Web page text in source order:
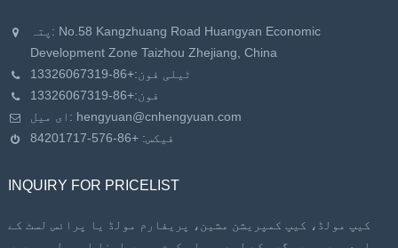
پتہ: No.58 Kangzhuang Road Huangyan Economic
Development Zone Taizhou Zhejiang, China
ٹیلی فون:+86-13326067319
فون:+86-13326067319
ای میل: hengyuan@cnhengyuan.com
فیکس: +86-576-84201717
INQUIRY FOR PRICELIST
کیپ مولڈ، کیپ کمپریشن مشین، پریفارم مولڈ یا پرائس لسٹ کے